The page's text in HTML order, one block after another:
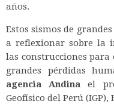
años.
Estos sismos de
a reflexionar sobre la
las construcciones
grandes pérdidas
agencia Andina
el
Geofísico del Perú